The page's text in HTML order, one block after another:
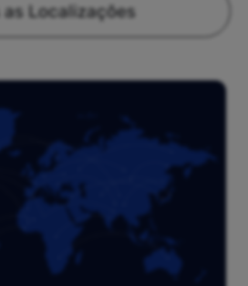
as Localizações